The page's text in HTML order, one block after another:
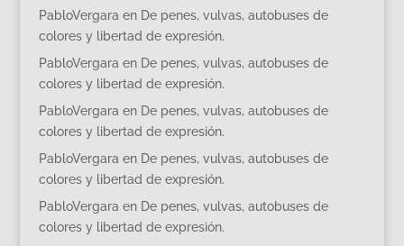
PabloVergara en De penes, vulvas, autobuses de
colores y libertad de expresión.
PabloVergara en De penes, vulvas, autobuses de
colores y libertad de expresión.
PabloVergara en De penes, vulvas, autobuses de
colores y libertad de expresión.
PabloVergara en De penes, vulvas, autobuses de
colores y libertad de expresión.
PabloVergara en De penes, vulvas, autobuses de
colores y libertad de expresión.